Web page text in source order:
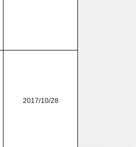
2017/10/28